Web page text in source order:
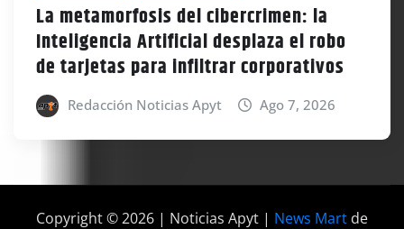
La metamorfosis del cibercrimen: la
Inteligencia Artificial desplaza el robo
de tarjetas para infiltrar corporativos
Redacción Noticias Apyt Ago 7, 2026
Copyright © 2026 | Noticias Apyt | News Mart de